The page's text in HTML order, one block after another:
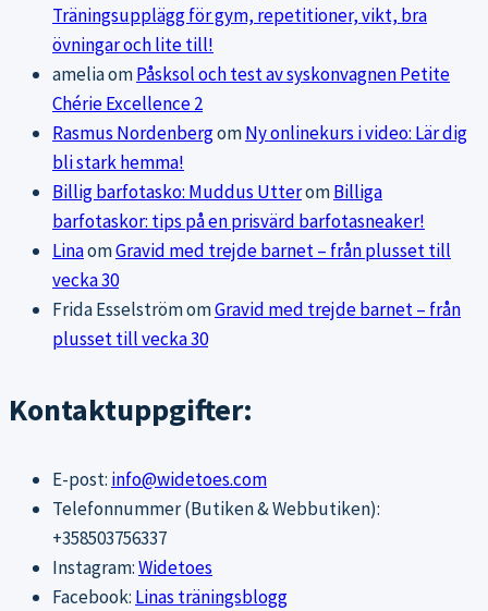
Träningsupplägg för gym, repetitioner, vikt, bra
övningar och lite till!
ameliaomPåsksol och test av syskonvagnen Petite
Chérie Excellence 2
Rasmus NordenbergomNy onlinekurs i video: Lär dig
bli stark hemma!
Billig barfotasko: Muddus UtteromBilliga
barfotaskor: tips på en prisvärd barfotasneaker!
LinaomGravid med trejde barnet – från plusset till
vecka 30
Frida EsselströmomGravid med trejde barnet – från
plusset till vecka 30
Kontaktuppgifter:
E-post: info@widetoes.com
Telefonnummer (Butiken & Webbutiken):
+358503756337
Instagram:Widetoes
Facebook: Linas träningsblogg